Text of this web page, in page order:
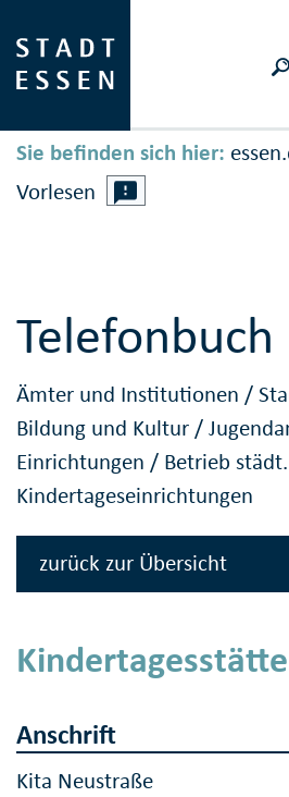
Sie befinden sich hier:
Vorlesen
Telefonbuch
Ämter und Institutionen /
Bildung und Kultur /
Einrichtungen / Betrieb städt.
Kindertageseinrichtungen
zurück zur Übersicht
Anschrift
Kita Neustraße